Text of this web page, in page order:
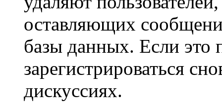
оставляющих
базы данных. Если это
зарегистрироваться
дискуссиях.